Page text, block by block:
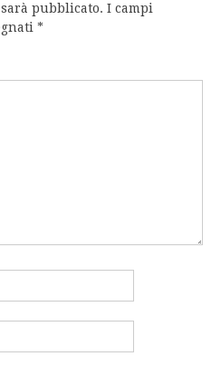
pubblicato. I campi
*